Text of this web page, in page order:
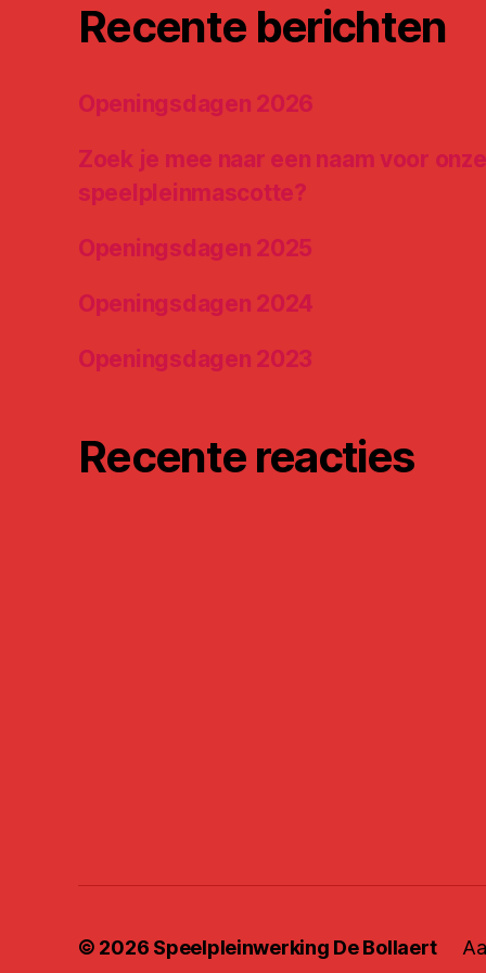
Recente berichten
Openingsdagen 2026
Zoek je mee naar een naam voor onze
speelpleinmascotte?
Openingsdagen 2025
Openingsdagen 2024
Openingsdagen 2023
Recente reacties
© 2026 Speelpleinwerking De Bollaert